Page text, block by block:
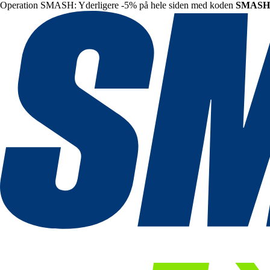
Operation SMASH: Yderligere -5% på hele siden med koden